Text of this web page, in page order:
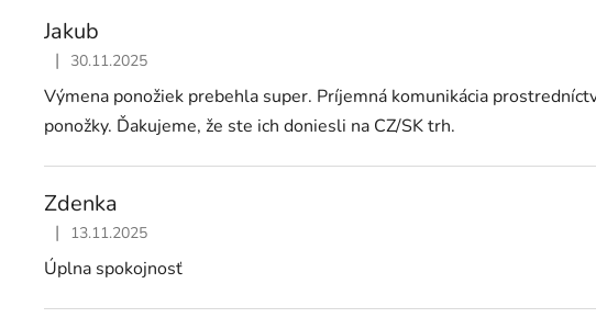
Jakub
Hodnocení obchodu je 5 z 5 hvězdiček.
| 30.11.2025
Výmena ponožiek prebehla super. Príjemná komunikácia
ponožky. Ďakujeme, že ste ich doniesli na CZ/SK trh.
Zdenka
Hodnocení obchodu je 5 z 5 hvězdiček.
| 13.11.2025
Úplna spokojnosť